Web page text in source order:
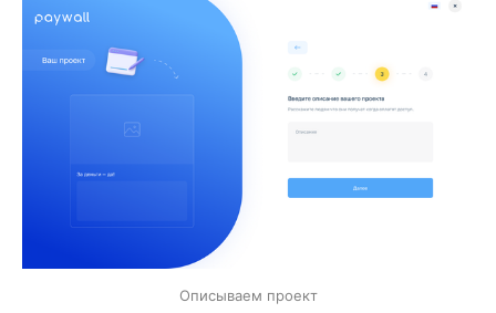
Описываем проект